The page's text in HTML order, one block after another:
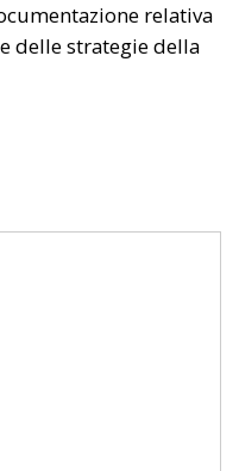
relativa
delle strategie della